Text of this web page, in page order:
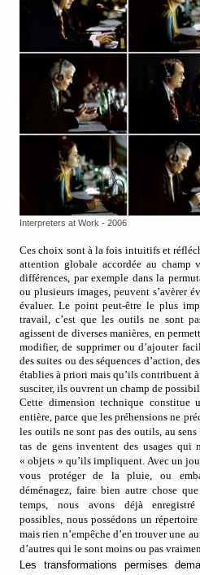
Interpreters at Work - 2006
Ces choix sont à la fois intuitifs et
attention globale accordée au champ
différences, par exemple dans la
ou plusieurs images, peuvent s’avèrer
évaluer. Le point peut-être le plus
travail, c’est que les outils ne sont
agissent de diverses manières, en
modifier, de supprimer ou d’ajouter
des suites ou des séquences d’action,
établies à priori mais qu’ils contribuent
susciter, ils ouvrent un champ de
Cette dimension technique constitue
entière, parce que les préhensions ne
les outils ne sont pas des outils, au
tas de gens inventent des usages qui
« objets » qu’ils impliquent. Avec un
vous protéger de la pluie, ou
déménagez, faire bien autre chose
temps, nous avons déjà enregistré
possibles, nous possédons un
mais rien n’empêche d’en trouver une
d’autres qui le sont moins ou pas
Les transformations permises